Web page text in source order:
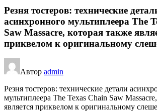
Резня тостеров: технические
асинхронного мультиплеера The
Saw Massacre, которая также
приквелом к оригинальному
Автор admin
Резня тостеров: технические детали
мультиплеера The Texas Chain Saw
является приквелом к оригинальному